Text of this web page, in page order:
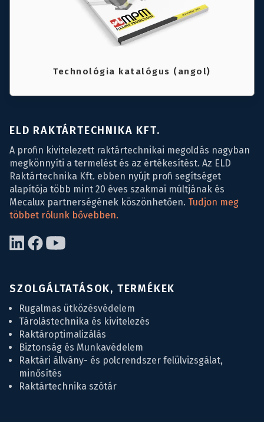
Technológia katalógus (angol)
ELD RAKTÁRTECHNIKA KFT.
A profin kivitelezett raktártechnikai megoldás nagyban
megkönnyíti a termelést és az értékesítést. Az ELD
Raktártechnika Kft. ebben nyújt profi segítséget
alapítója több mint 20 éves szakmai múltjának és
Mecalux partnerségének köszönhetően. Tudjon meg
többet rólunk bővebben.
SZOLGÁLTATÁSOK, TERMÉKEK
Rugalmas ütközésvédelem
Tárolástechnika és kivitelezés
Raktároptimalizálás
Biztonság és Munkavédelem
Raktári állvány- és polcrendszer felülvizsgálat,
minősítés
Raktártechnika szótár